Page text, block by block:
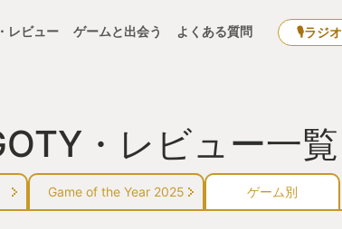
レビュー ゲームと出会う よくある質問 🎙ラジオ
・レビュー一覧
Game of the Year 2025 ゲーム別